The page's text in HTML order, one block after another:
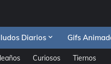
Diarios Gifs
Curiosos Tiernos